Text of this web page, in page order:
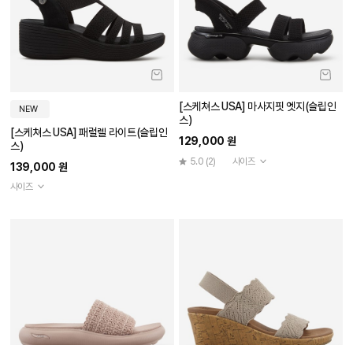
NEW
[스케쳐스 USA] 패럴렐 라이트(슬립인
스)
139,000 원
사이즈
[스케쳐스 USA] 마사지핏 엣지(슬립인
스)
129,000 원
5.0 (2) 사이즈